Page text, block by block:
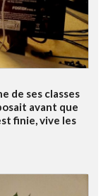
de ses classes
avant que
finie, vive les